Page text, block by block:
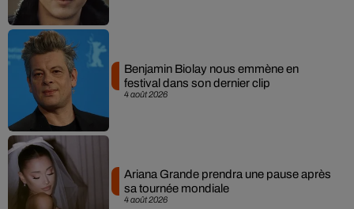
4 août 2026
Benjamin Biolay nous emmène en
festival dans son dernier clip
4 août 2026
Ariana Grande prendra une pause après
sa tournée mondiale